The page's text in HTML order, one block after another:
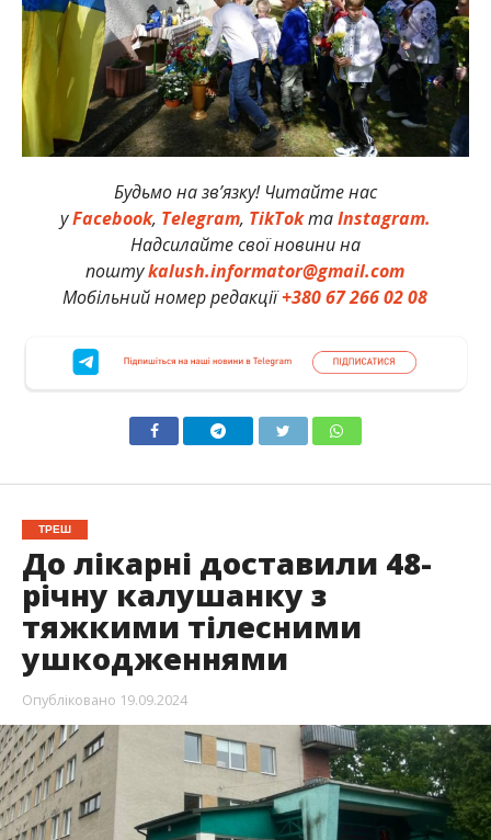
Будьмо на зв’язку! Читайте нас
уFacebook, Telegram, TikTokтаInstagram.
Надсилайте свої новини на
поштуkalush.informator@gmail.com
Мобільний номер редакції+380 67 266 02 08
ТРЕШ
До лікарні доставили 48-
річну калушанку з
тяжкими тілесними
ушкодженнями
Опубліковано 19.09.2024